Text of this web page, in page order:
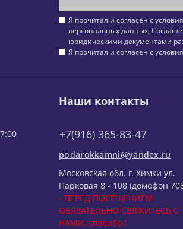
Я прочитал и согласен с
персональных данных,
юридическими документами
Я прочитал и согласен с
Наши контакты
+7(916) 365-83-47
podarokkamni@yandex.ru
Московская обл. г. Химки ул.
Парковая 8 - 108 (домофон
- ПЕРЕД ПОСЕЩЕНИЕМ
ОБЯЗАТЕЛЬНО СВЯЖИТЕСЬ С
НАМИ, спасибо !